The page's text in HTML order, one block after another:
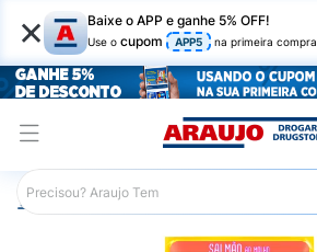
× Baixe o APP e ganhe 5% OFF!
Use o cupom APP5 na primeira compra
Araujo Pet Shop